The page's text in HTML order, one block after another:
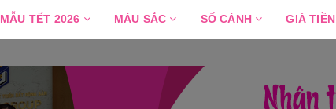
MẪU TẾT 2026 MÀU SẮC SỐ CÀNH GIÁ TIỀN